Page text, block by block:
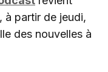
à partir de jeudi,
des nouvelles à